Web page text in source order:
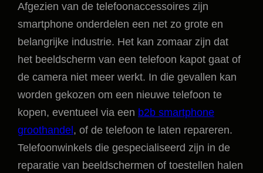
Afgezien van de telefoonaccessoires zijn
smartphone onderdelen een net zo grote en
belangrijke industrie. Het kan zomaar zijn dat
het beeldscherm van een telefoon kapot gaat of
de camera niet meer werkt. In die gevallen kan
worden gekozen om een nieuwe telefoon te
kopen, eventueel via een b2b smartphone
groothandel , of de telefoon te laten repareren.
Telefoonwinkels die gespecialiseerd zijn in de
reparatie van beeldschermen of toestellen halen